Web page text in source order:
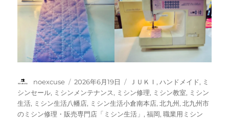
投
稿
者
noexcuse
投
稿
日:
2026年6月19日
カ
テ
ゴ
リ
ＪＵＫＩ ,ハンドメイド, ミ
シンセール, ミシンメンテナンス, ミシン修理, ミシン教室, ミシン
生活, ミシン生活八幡店, ミシン生活小倉南本店,北九州 ,北九州市
のミシン修理・販売専門店「ミシン生活」 ,福岡,職業用ミシン